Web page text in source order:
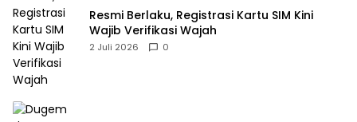
Resmi Berlaku, Registrasi Kartu SIM Kini
Wajib Verifikasi Wajah
2 Juli 2026 0